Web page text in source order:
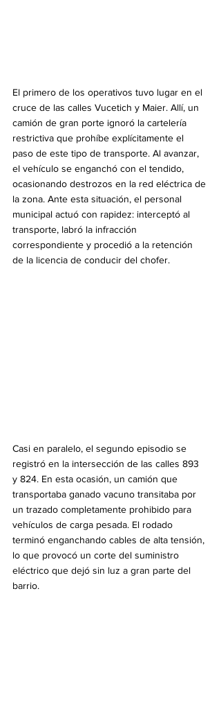
El primero de los operativos tuvo lugar en el
cruce de las calles Vucetich y Maier. Allí, un
camión de gran porte ignoró la cartelería
restrictiva que prohíbe explícitamente el
paso de este tipo de transporte. Al avanzar,
el vehículo se enganchó con el tendido,
ocasionando destrozos en la red eléctrica de
la zona. Ante esta situación, el personal
municipal actuó con rapidez: interceptó al
transporte, labró la infracción
correspondiente y procedió a la retención
de la licencia de conducir del chofer.
Casi en paralelo, el segundo episodio se
registró en la intersección de las calles 893
y 824. En esta ocasión, un camión que
transportaba ganado vacuno transitaba por
un trazado completamente prohibido para
vehículos de carga pesada. El rodado
terminó enganchando cables de alta tensión,
lo que provocó un corte del suministro
eléctrico que dejó sin luz a gran parte del
barrio.